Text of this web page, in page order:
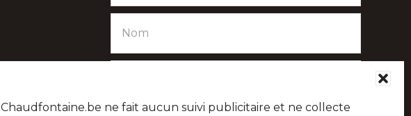
Chaudfontaine.be ne fait aucun suivi publicitaire et ne collecte